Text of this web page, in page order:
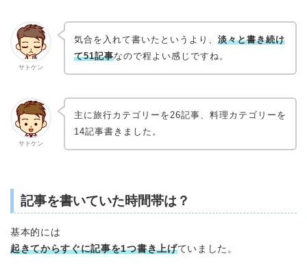
サトケン
気合を入れて書いたというより、 淡々と書き続け
て51記事なので程よい感じですね。
サトケン
主に旅行カテゴリーを26記事、料理カテゴリーを
14記事書きました。
記事を書いていた時間帯は？
基本的には
起きてからすぐに記事を1つ書き上げていました。